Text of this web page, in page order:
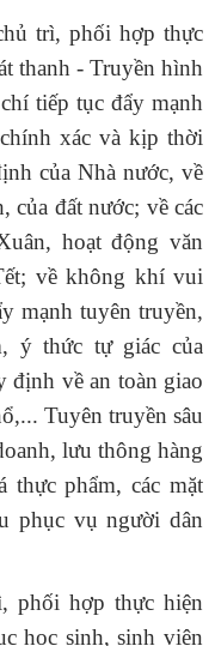
trì, phối hợp thực
thanh - Truyền hình
tiếp tục đẩy mạnh
xác và kịp thời
của Nhà nước, về
đất nước; về các
uân, hoạt động văn
vềkhông khí vui
mạnh tuyên truyền,
ý thức tự giác của
định về an toàn giao
Tuyên truyền sâu
lưu thông hàng
thực phẩm, các mặt
phục vụ người dân
phối hợp thực hiện
học sinh, sinh viên